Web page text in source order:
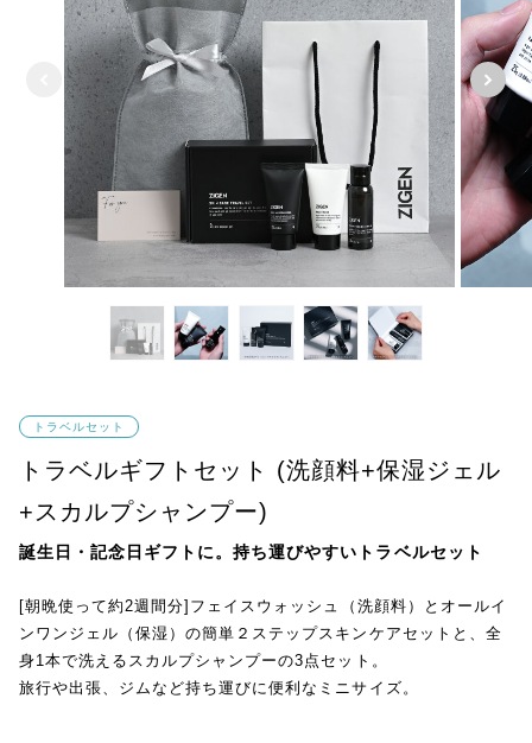
トラベルセット
トラベルギフトセット (洗顔料+保湿ジェル
+スカルプシャンプー)
誕生日・記念日ギフトに。持ち運びやすいトラベルセット
[朝晩使って約2週間分]フェイスウォッシュ（洗顔料）とオールイ
ンワンジェル（保湿）の簡単２ステップスキンケアセットと、全
身1本で洗えるスカルプシャンプーの3点セット。
旅行や出張、ジムなど持ち運びに便利なミニサイズ。